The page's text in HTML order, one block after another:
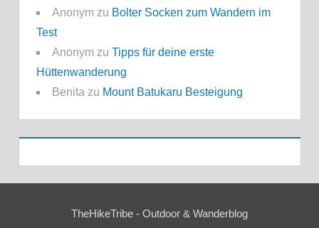
Anonymzu Bolter Socken zum Wandern im
Test
Anonymzu Tipps für deine erste
Hüttenwanderung
Benita zu Mount Batukaru Besteigung
TheHikeTribe - Outdoor & Wanderblog